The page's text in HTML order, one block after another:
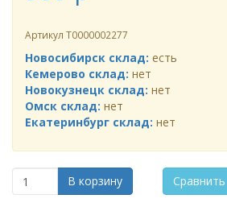
Артикул Т0000002277
Новосибирск склад: есть
Кемерово склад: нет
Новокузнецк склад: нет
Омск склад: нет
Екатеринбург склад: нет
В корзину Сравнить